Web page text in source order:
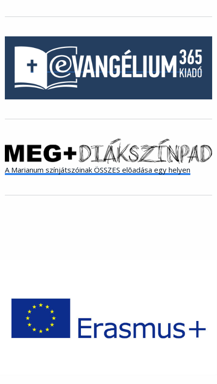
A Marianum színjátszóinak ÖSSZES elõadása egy helyen